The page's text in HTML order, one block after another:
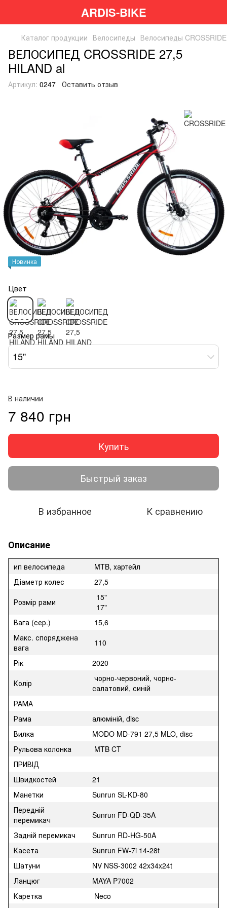
ARDIS-BIKE
Каталог продукции Велосипеды Велосипеды CROSSRIDE
ВЕЛОСИПЕД CROSSRIDE 27,5
HILAND al
Артикул: 0247 Оставить отзыв
Новинка
Цвет
Размер рамы
15"
В наличии
7 840 грн
Купить
Быстрый заказ
В избранное К сравнению
Описание
ип велосипеда
MTB, хартейл
Діаметр колес
27,5
Розмір рами
15"
17"
Вага (сер.)
15,6
Макс. споряджена
вага
110
Рік
2020
Колір
чорно-червоний, чорно-
салатовий, синій
РАМА
Рама
алюміній, disc
Вилка
MODO MD-791 27,5 MLO, disc
Рульова колонка
MTB CT
ПРИВІД
Швидкостей
21
Манетки
Sunrun SL-KD-80
Передній
перемикач
Sunrun FD-QD-35A
Задній перемикач
Sunrun RD-HG-50A
Касета
Sunrun FW-7i 14-28t
Шатуни
NV NSS-3002 42x34x24t
Ланцюг
MAYA P7002
Каретка
Neco